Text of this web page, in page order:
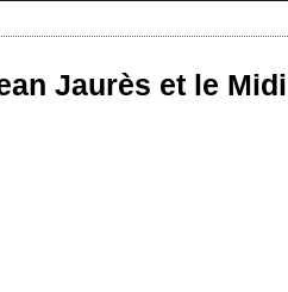
Jaurès et le